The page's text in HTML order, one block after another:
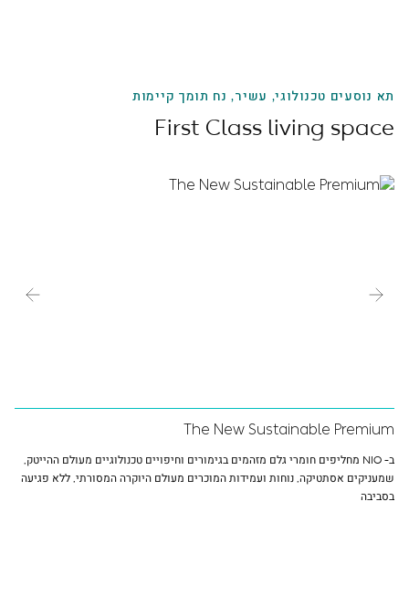
תא נוסעים טכנולוגי, עשיר, נח תומך קיימות
First Class living space
The New Sustainable Premium
ב- NIO מחליפים חומרי גלם מזהמים בגימורים וחיפויים טכנולוגיים מעולם ההייטק,
שמעניקים אסתטיקה, נוחות ועמידות המוכרים מעולם היוקרה המסורתי, ללא פגיעה
בסביבה